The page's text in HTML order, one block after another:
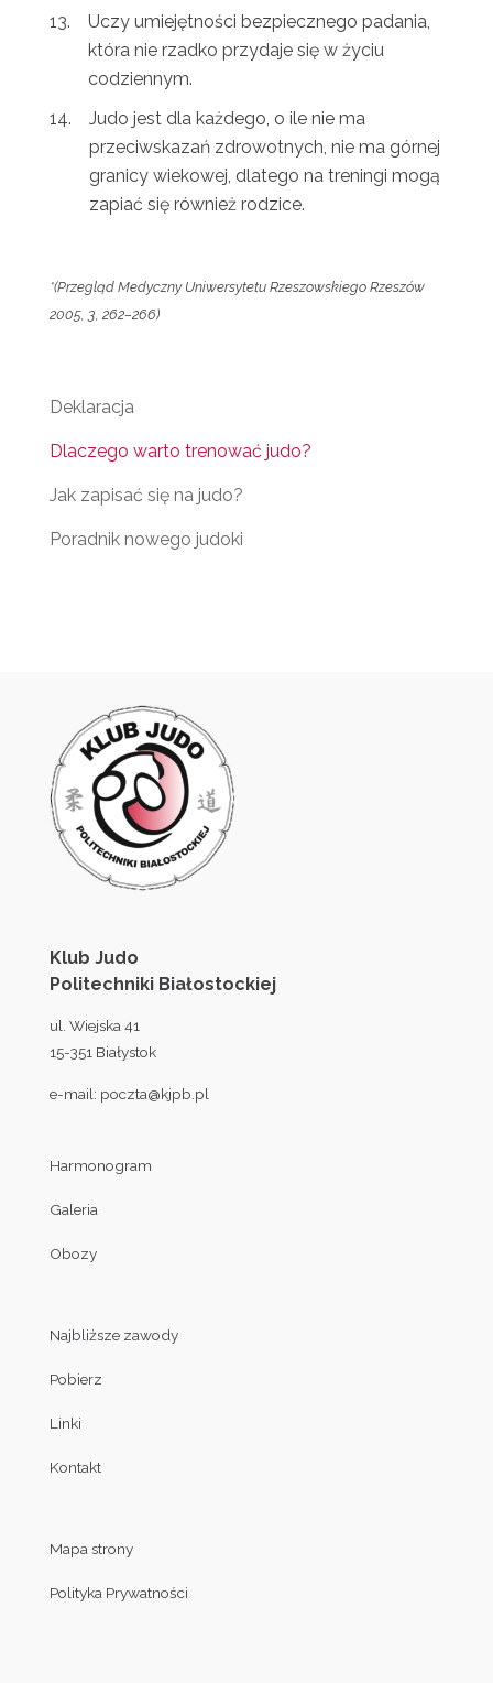
Uczy umiejętności bezpiecznego padania,
która nie rzadko przydaje się w życiu
codziennym.
Judo jest dla każdego, o ile nie ma
przeciwskazań zdrowotnych, nie ma górnej
granicy wiekowej, dlatego na treningi mogą
zapiać się również rodzice.
*(Przegląd Medyczny Uniwersytetu Rzeszowskiego Rzeszów
2005, 3, 262–266)
Deklaracja
Dlaczego warto trenować judo?
Jak zapisać się na judo?
Poradnik nowego judoki
Klub Judo
Politechniki Białostockiej
ul. Wiejska 41
15-351 Białystok
e-mail: poczta@kjpb.pl
Harmonogram
Galeria
Obozy
Najbliższe zawody
Pobierz
Linki
Kontakt
Mapa strony
Polityka Prywatności